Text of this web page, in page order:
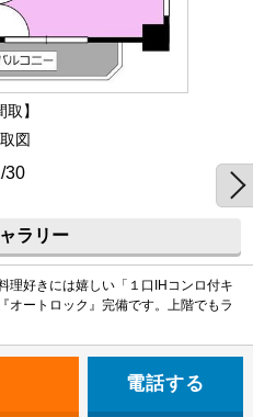
取】
図
30
ラリー
理好きには嬉しい「１口IHコンロ付キ
オートロック』完備です。上階でもラ
電話する